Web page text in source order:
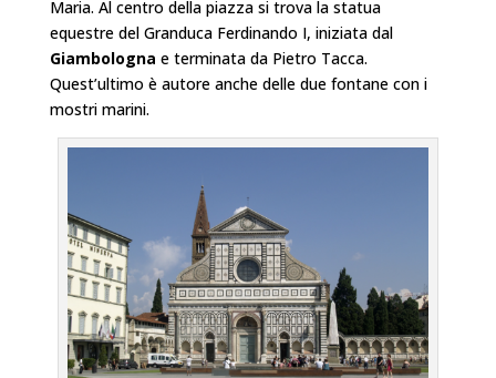
Maria. Al centro della piazza si trova la statua
equestre del Granduca Ferdinando I, iniziata dal
Giambologna e terminata da Pietro Tacca.
Quest’ultimo è autore anche delle due fontane con i
mostri marini.